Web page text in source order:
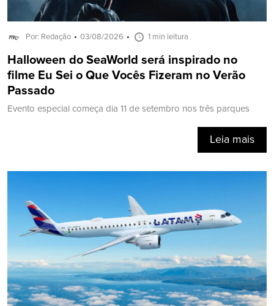
Por: Redação 03/08/2026 1 min leitura
Halloween do SeaWorld será inspirado no
filme Eu Sei o Que Vocês Fizeram no Verão
Passado
Evento especial começa dia 11 de setembro nos três parques
Leia mais